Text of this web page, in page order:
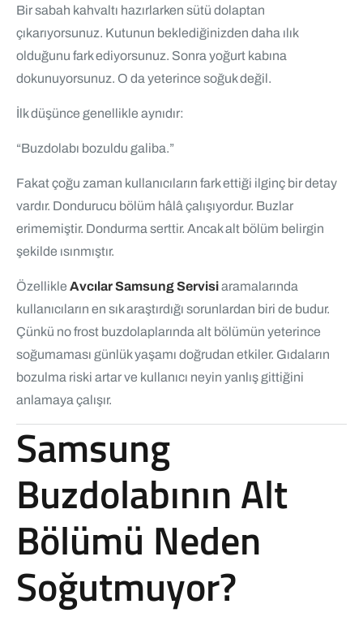
Bir sabah kahvaltı hazırlarken sütü dolaptan
çıkarıyorsunuz. Kutunun beklediğinizden daha ılık
olduğunu fark ediyorsunuz. Sonra yoğurt kabına
dokunuyorsunuz. O da yeterince soğuk değil.
İlk düşünce genellikle aynıdır:
“Buzdolabı bozuldu galiba.”
Fakat çoğu zaman kullanıcıların fark ettiği ilginç bir detay
vardır. Dondurucu bölüm hâlâ çalışıyordur. Buzlar
erimemiştir. Dondurma serttir. Ancak alt bölüm belirgin
şekilde ısınmıştır.
Özellikle Avcılar Samsung Servisiaramalarında
kullanıcıların en sık araştırdığı sorunlardan biri de budur.
Çünkü no frost buzdolaplarında alt bölümün yeterince
soğumaması günlük yaşamı doğrudan etkiler. Gıdaların
bozulma riski artar ve kullanıcı neyin yanlış gittiğini
anlamaya çalışır.
Samsung
Buzdolabının Alt
Bölümü Neden
Soğutmuyor?